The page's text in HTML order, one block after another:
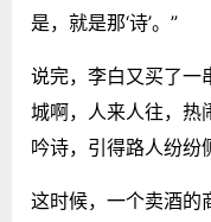
是，就是那‘诗’。”
说完，李白又买了一
城啊，人来人往，热
吟诗，引得路人纷纷
这时候，一个卖酒的